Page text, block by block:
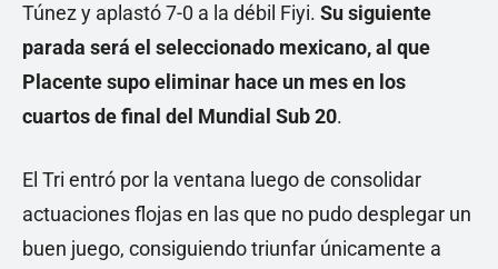
Túnez y aplastó 7-0 a la débil Fiyi. Su siguiente
parada será el seleccionado mexicano, al que
Placente supo eliminar hace un mes en los
cuartos de final del Mundial Sub 20.
El Tri entró por la ventana luego de consolidar
actuaciones flojas en las que no pudo desplegar un
buen juego, consiguiendo triunfar únicamente a